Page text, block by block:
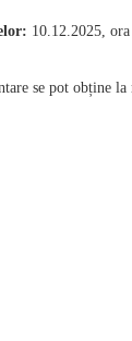
10.12.2025,
se pot obține la